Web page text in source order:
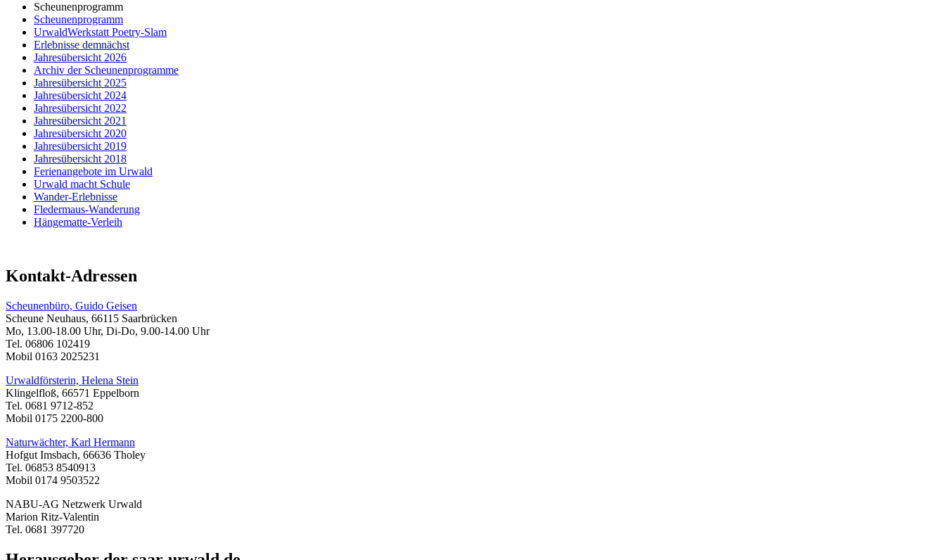
Scheunenprogramm
Scheunenprogramm
UrwaldWerkstatt Poetry-Slam
Erlebnisse demnächst
Jahresübersicht 2026
Archiv der Scheunenprogramme
Jahresübersicht 2025
Jahresübersicht 2024
Jahresübersicht 2022
Jahresübersicht 2021
Jahresübersicht 2020
Jahresübersicht 2019
Jahresübersicht 2018
Ferienangebote im Urwald
Urwald macht Schule
Wander-Erlebnisse
Fledermaus-Wanderung
Hängematte-Verleih
Kontakt-Adressen
Scheunenbüro, Guido Geisen
Scheune Neuhaus, 66115 Saarbrücken
Mo, 13.00-18.00 Uhr, Di-Do, 9.00-14.00 Uhr
Tel. 06806 102419
Mobil 0163 2025231
Urwaldförsterin, Helena Stein
Klingelfloß, 66571 Eppelborn
Tel. 0681 9712-852
Mobil 0175 2200-800
Naturwächter, Karl Hermann
Hofgut Imsbach, 66636 Tholey
Tel. 06853 8540913
Mobil 0174 9503522
NABU-AG Netzwerk Urwald
Marion Ritz-Valentin
Tel. 0681 397720